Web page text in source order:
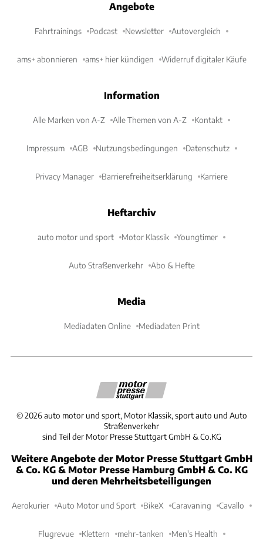
Angebote
Fahrtrainings Podcast Newsletter Autovergleich
ams+ abonnieren ams+ hier kündigen Widerruf digitaler Käufe
Information
Alle Marken von A-Z Alle Themen von A-Z Kontakt
Impressum AGB Nutzungsbedingungen Datenschutz
Privacy Manager Barrierefreiheitserklärung Karriere
Heftarchiv
auto motor und sport Motor Klassik Youngtimer
Auto Straßenverkehr Abo & Hefte
Media
Mediadaten Online Mediadaten Print
©2026 auto motor und sport, Motor Klassik, sport auto und Auto
Straßenverkehr
sind Teil der Motor Presse Stuttgart GmbH & Co.KG
Weitere Angebote der Motor Presse Stuttgart GmbH
& Co. KG & Motor Presse Hamburg GmbH & Co. KG
und deren Mehrheitsbeteiligungen
Aerokurier Auto Motor und Sport BikeX Caravaning Cavallo
Flugrevue Klettern mehr-tanken Men's Health